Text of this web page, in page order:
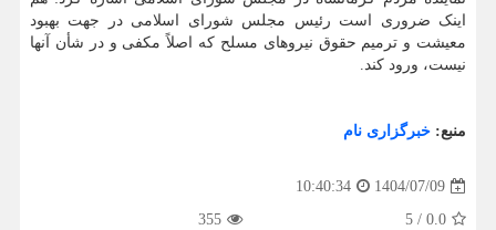
اینک ضروری است رئیس مجلس شورای اسلامی در جهت بهبود
معیشت و ترمیم حقوق نیروهای مسلح که اصلاً مکفی و در شأن آنها
نیست، ورود کند.
منبع: خبرگزاری نام
1404/07/09
10:40:34
0.0
/
5
355